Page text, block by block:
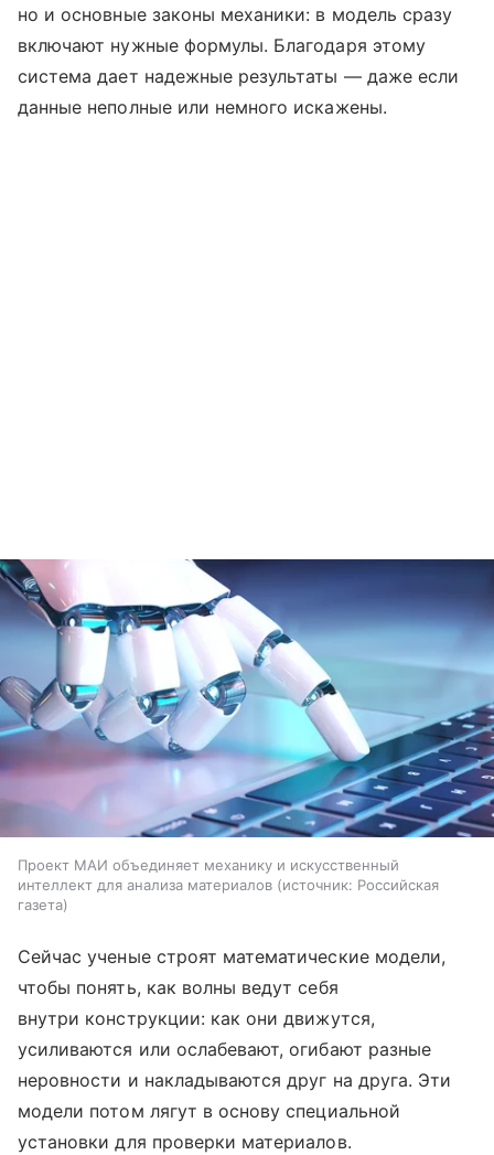
но и основные законы механики: в модель сразу
включают нужные формулы. Благодаря этому
система дает надежные результаты — даже если
данные неполные или немного искажены.
Проект МАИ объединяет механику и искусственный
интеллект для анализа материалов
источник: Российская
газета
Сейчас ученые строят математические модели,
чтобы понять, как волны ведут себя
внутри конструкции: как они движутся,
усиливаются или ослабевают, огибают разные
неровности и накладываются друг на друга. Эти
модели потом лягут в основу специальной
установки для проверки материалов.